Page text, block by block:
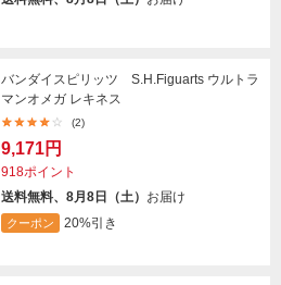
バンダイスピリッツ S.H.Figuarts ウルトラ
マンオメガ レキネス
(2)
9,171円
918ポイント
送料無料、8月8日（土） お届け
クーポン 20%引き